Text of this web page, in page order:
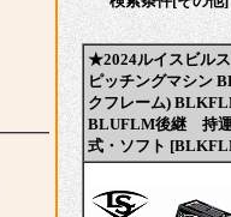
★2024ルイスビル
ピッチングマシン
クフレーム)
BLUFLM後継 持
式・ソフト